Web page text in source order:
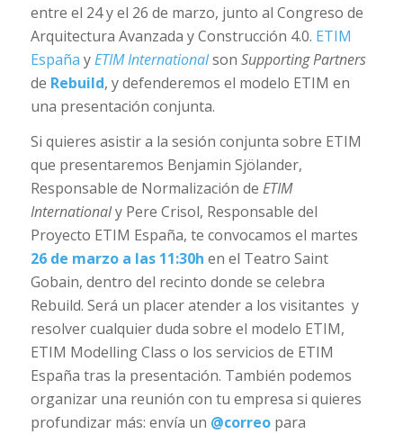
entre el 24 y el 26 de marzo, junto al Congreso de
Arquitectura Avanzada y Construcción 4.0. ETIM
España yETIM Internationalson Supporting Partners
de Rebuild, y defenderemos el modelo ETIM en
una presentación conjunta.
Si quieres asistir a la sesión conjunta sobre ETIM
que presentaremos Benjamin Sjölander,
Responsable de Normalización de ETIM
Internationaly Pere Crisol, Responsable del
Proyecto ETIM España, te convocamos el martes
26 de marzo a las 11:30h en el Teatro Saint
Gobain, dentro del recinto donde se celebra
Rebuild. Será un placer atender a los visitantes y
resolver cualquier duda sobre el modelo ETIM,
ETIM Modelling Class o los servicios de ETIM
España tras la presentación. También podemos
organizar una reunión con tu empresa si quieres
profundizar más: envía un @correopara